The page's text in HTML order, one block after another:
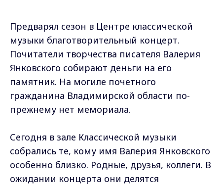
Предварял сезон в Центре классической
музыки благотворительный концерт.
Почитатели творчества писателя Валерия
Янковского собирают деньги на его
памятник. На могиле почетного
гражданина Владимирской области по-
прежнему нет мемориала.
Сегодня в зале Классической музыки
собрались те, кому имя Валерия Янковского
особенно близко. Родные, друзья, коллеги. В
ожидании концерта они делятся